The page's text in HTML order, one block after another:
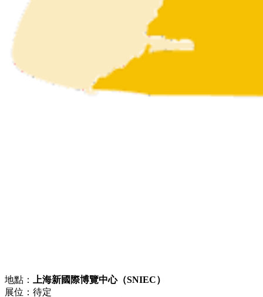
地點：
上海新國際博覽中心（SNIEC）
展位：待定